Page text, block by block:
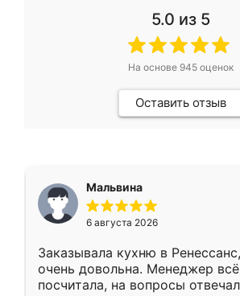
5.0 из 5
На основе 945оценок
Оставить отзыв
Мальвина
6 августа 2026
Заказывала кухню в
очень довольна. Менеджер
посчитала, на вопросы